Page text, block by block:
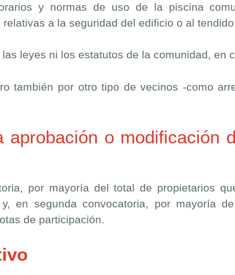
y normas de uso de la piscina
a la seguridad del edificio o al
leyes ni los estatutos de la comunidad, en
también por otro tipo de vecinos -como
aprobación o modificación
por mayoría del total de propietarios
en segunda convocatoria, por mayoría
de participación.